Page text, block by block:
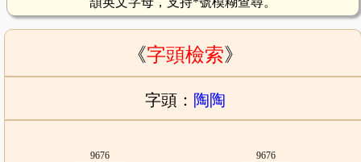
《字頭檢索》
字頭： 陶陶
9676 9676